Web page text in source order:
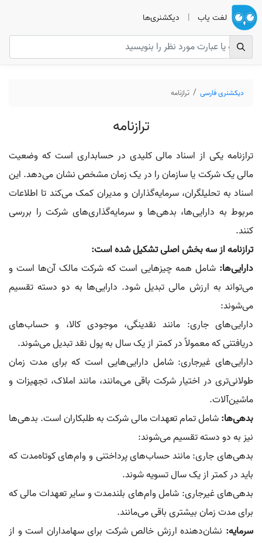
لغت یاب | دیکشنری‌ها
دیکشنری فارسی ترازنامه
ترازنامه
ترازنامه یکی از اسناد مالی کلیدی در حسابداری است که وضعیت
مالی یک شرکت یا سازمان را در یک زمان مشخص نشان می‌دهد. این
اسناد به تحلیلگران، سرمایه‌گذاران و مدیران کمک می‌کند تا اطلاعات
مربوط به دارایی‌ها، بدهی‌ها و سرمایه‌گذاری‌های شرکت را بررسی
کنند.
ترازنامه از سه بخش اصلی تشکیل شده است:
دارایی‌ها: شامل همه چیزهایی است که شرکت مالک آن‌ها است و
می‌تواند به ارزش مالی تبدیل شود. دارایی‌ها به دو دسته تقسیم
می‌شوند:
دارایی‌های جاری: مانند نقدینگی، موجودی کالا، و حساب‌های
دریافتنی که معمولاً در کمتر از یک سال به پول نقد تبدیل می‌شوند.
دارایی‌های غیرجاری: شامل دارایی‌هایی است که برای مدت زمان
طولانی‌تری در اختیار شرکت باقی می‌مانند، مانند املاک، تجهیزات و
ماشین‌آلات.
بدهی‌ها:شامل تمام تعهدات مالی شرکت به طلبکاران است. بدهی‌ها
نیز به دو دسته تقسیم می‌شوند:
بدهی‌های جاری: مانند حساب‌های پرداختنی و وام‌های کوتاه‌مدت که
باید در کمتر از یک سال تسویه شوند.
بدهی‌های غیرجاری: شامل وام‌های بلندمدت و سایر تعهدات مالی که
برای مدت زمان بیشتری باقی می‌مانند.
سرمایه: نشان‌دهنده ارزش خالص شرکت برای سهامداران است و از